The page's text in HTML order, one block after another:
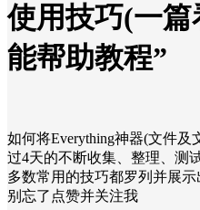
使用技巧(一
能帮助教程”
如何将Everything神器(文件
过4天的不断收集、整理、测
多数常用的技巧都罗列并展
别忘了点赞并关注我